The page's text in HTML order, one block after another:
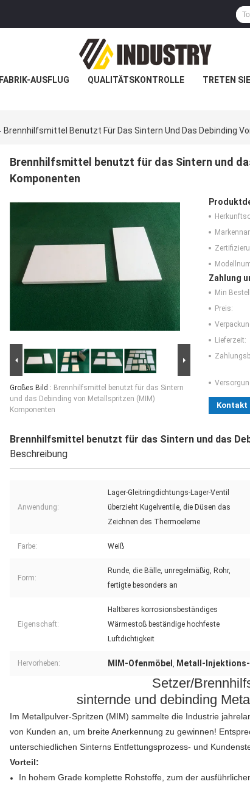
FABRIK-AUSFLUG QUALITÄTSKONTROLLE TRETEN
Brennhilfsmittel Benutzt Für Das Sintern Und Das Debinding
Brennhilfsmittel benutzt für das Sintern und
Komponenten
Großes Bild : Brennhilfsmittel benutzt für das Sintern
und das Debinding von Metallspritzen (MIM)
Komponenten
Zahlung
Min
Preis:
Lieferzeit:
Kontakt
Brennhilfsmittel benutzt für das Sintern und das
Beschreibung
Anwendung:
Lager-Gleitringdichtungs-Lager-Ventil
überzieht Kugelventile, die Düsen das
Zeichnen des Thermoeleme
Farbe: Weiß
Form:
Runde, die Bälle, unregelmäßig, Rohr,
fertigte besonders an
Eigenschaft:
Haltbares korrosionsbeständiges
Wärmestoß beständige hochfeste
Luftdichtigkeit
Hervorheben: MIM-Ofenmöbel , Metall-
Setzer/
sinternde und debinding
Im Metallpulver-Spritzen (MIM) sammelte die Industrie
von Kunden an, um breite Anerkennung zu gewinnen!
unterschiedlichen Sinterns Entfettungsprozess- und
Vorteil:
In hohem Grade komplette Rohstoffe, zum der